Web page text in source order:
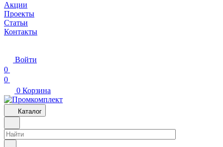
Акции
Проекты
Статьи
Контакты
Войти
0
0
0 Корзина
Каталог